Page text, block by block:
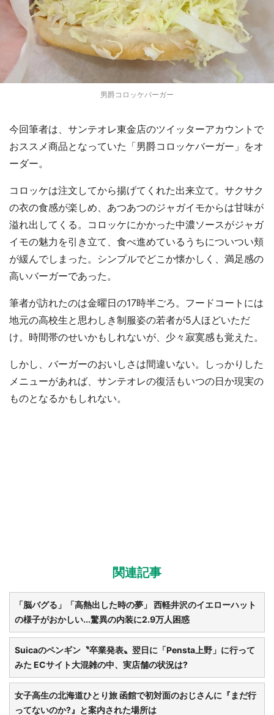
男爵コロッケバーガー
今回筆者は、サンテオレ東金店のツイッターアカウントで
おススメ商品となっていた「男爵コロッケバーガー」をオ
ーダー。
コロッケは注文してから揚げてくれた出来立て。サクサク
の衣の食感が楽しめ、あつあつのジャガイモからは甘味が
溢れ出してくる。コロッケにかかった中濃ソースがジャガ
イモの魅力を引き立て、食べ進めているうちについつい頬
が緩んでしまった。シンプルでどこか懐かしく、満足感の
高いバーガーであった。
筆者が訪れたのは金曜日の17時半ごろ。フードコートには
地元の高校生と思わしき制服姿の若者が5人ほどいただ
け。時間帯のせいかもしれないが、少々寂寞感も覚えた。
しかし、バーガーのおいしさは間違いない。しっかりした
メニューがあれば、サンテオレの復活もいつの日か現実の
ものとなるかもしれない。
関連記事
「脳バグる」「高熱出した時の夢」 西軽井沢のイエローハット
の様子がおかしい...驚異の内装に2.9万人困惑
Suicaのペンギン〝卒業発表〟翌日に「Pensta上野」に行って
みた ECサイト大混雑の中、実店舗の状況は?
女子高生の北海道ひとり旅 函館で初対面のおじさんに『まだ行
ってないのか?』と案内された場所は